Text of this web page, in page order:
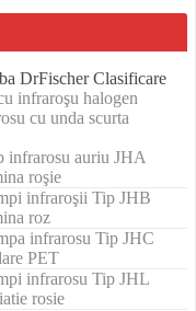
DrFischer Clasificare
infraroşu halogen
cu unda scurta
infrarosu auriu JHA
roşie
infraroşii Tip JHB
roz
infrarosu Tip JHC
PET
infrarosu Tip JHL
rosie